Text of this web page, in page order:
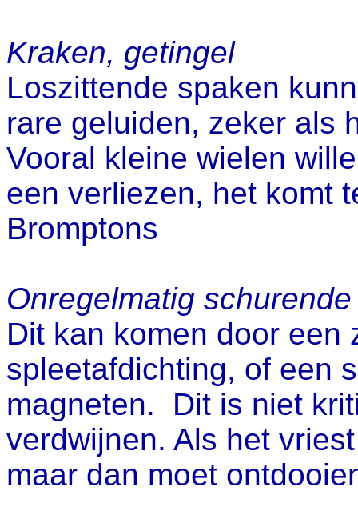
Kraken, getingel
Loszittende spaken
rare geluiden, zeker als
Vooral kleine wielen
een verliezen, het komt
Bromptons
Onregelmatig
Dit kan komen door een
spleetafdichting, of een
magneten. Dit is niet
verdwijnen. Als het
maar dan moet